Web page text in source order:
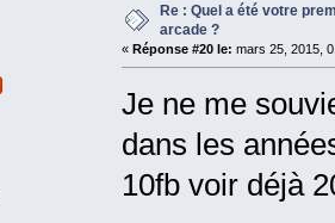
Re : Quel a été votre
arcade ?
« Réponse #20 le: mars 25, 2015,
Je ne me
dans les
10fb voir déjà